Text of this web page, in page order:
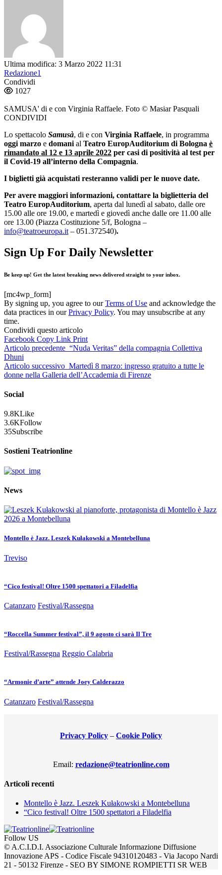
Ultima modifica: 3 Marzo 2022 11:31
Redazione1
Condividi
1027
SAMUSA' di e con Virginia Raffaele. Foto © Masiar Pasquali
CONDIVIDI
Lo spettacolo Samusà, di e con Virginia Raffaele, in programma
oggi marzo e domani al Teatro EuropAuditorium di Bologna è
rimandato al 12 e 13 aprile 2022 per casi di positività al test per
il Covid-19 all’interno della Compagnia.
I biglietti già acquistati resteranno validi per le nuove date.
Per avere maggiori informazioni, contattare la biglietteria del
Teatro EuropAuditorium, aperta dal lunedì al sabato, dalle ore
15.00 alle ore 19.00, e martedì e giovedì anche dalle ore 11.00 alle
ore 13.00 (Piazza Costituzione 5/f, Bologna –
info@teatroeuropa.it – 051.372540).
Sign Up For Daily Newsletter
Be keep up! Get the latest breaking news delivered straight to your inbox.
[mc4wp_form]
By signing up, you agree to ourTerms of Use and acknowledge the
data practices in ourPrivacy Policy. You may unsubscribe at any
time.
Condividi questo articolo
Facebook Copy Link Print
Articolo precedente “Nuda Veritas” della compagnia Collettiva
Dhuni
Articolo successivo Martedì 8 marzo: ingresso gratuito a tutte le
donne nella Galleria dell’Accademia di Firenze
Social
9.8KLike
3.6KFollow
35Subscribe
Sostieni Teatrionline
News
Montello è Jazz. Leszek Kułakowski a Montebelluna
Treviso
“Cico festival! Oltre 1500 spettatori a Filadelfia
Catanzaro Festival/Rassegna
“Roccella Summer festival”, il 9 agosto ci sarà Il Tre
Festival/Rassegna Reggio Calabria
“Armonie d’arte” attende Joey Calderazzo
Catanzaro Festival/Rassegna
Privacy Policy – Cookie Policy
Email: redazione@teatrionline.com
Articoli recenti
Montello è Jazz. Leszek Kułakowski a Montebelluna
“Cico festival! Oltre 1500 spettatori a Filadelfia
Follow US
© A.C.I.D.I. Associazione Culturale Informazione Diffusione
Innovazione APS - Codice Fiscale 94310120483 - Via Jacopo Nardi
21 - 50132 Firenze - SEO BY SIMONE ROMPIETTI SR WEB